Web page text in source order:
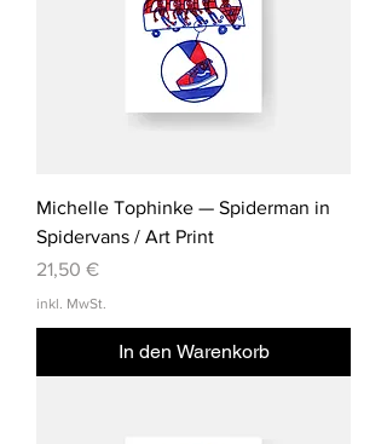
Michelle Tophinke — Spiderman in
Spidervans / Art Print
Preis
21,50 €
inkl. MwSt.
In den Warenkorb